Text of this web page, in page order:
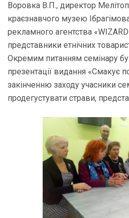
Воровка В.П., директор
краєзнавчого музею
рекламного агентства
представники етнічних
Окремим питанням семінару
презентації видання «Смакує
закінченню заходу учасники
продегустувати страви,